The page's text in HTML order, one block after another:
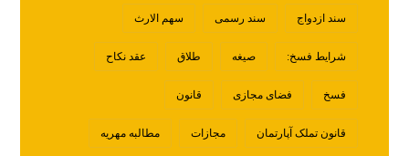
سند ازدواج سند رسمی سهم الارث
شرایط فسخ: صیغه طلاق عقد نکاح
فسخ فضای مجازی قانون
قانون تملک آپارتمان مجازات مطالبه مهریه